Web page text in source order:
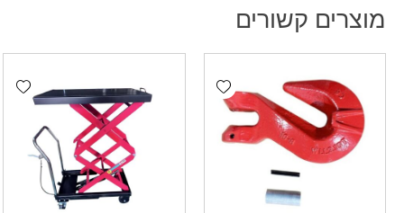
מוצרים קשורים
Add wishlist